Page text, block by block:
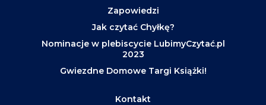
Zapowiedzi
Jak czytać Chyłkę?
Nominacje w plebiscycie LubimyCzytać.pl
2023
Gwiezdne Domowe Targi Książki!
Kontakt